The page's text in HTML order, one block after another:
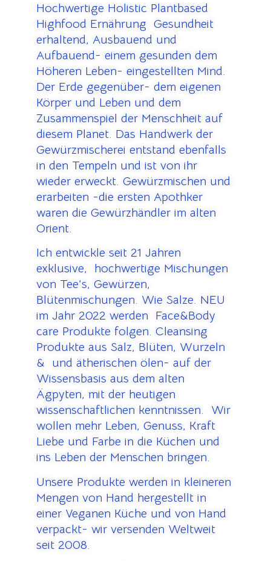
Hochwertige Holistic Plantbased
Highfood Ernährung Gesundheit
erhaltend, Ausbauend und
Aufbauend- einem gesunden dem
Höheren Leben- eingestellten Mind.
Der Erde gegenüber- dem eigenen
Körper und Leben und dem
Zusammenspiel der Menschheit auf
diesem Planet. Das Handwerk der
Gewürzmischerei entstand ebenfalls
in den Tempeln und ist von ihr
wieder erweckt. Gewürzmischen und
erarbeiten -die ersten Apothker
waren die Gewürzhändler im alten
Orient.
Ich entwickle seit 21 Jahren
exklusive, hochwertige Mischungen
von Tee’s, Gewürzen,
Blütenmischungen. Wie Salze. NEU
im Jahr 2022 werden Face&Body
care Produkte folgen. Cleansing
Produkte aus Salz, Blüten, Wurzeln
& und ätherischen ölen- auf der
Wissensbasis aus dem alten
Ägpyten, mit der heutigen
wissenschaftlichen kenntnissen. Wir
wollen mehr Leben, Genuss, Kraft
Liebe und Farbe in die Küchen und
ins Leben der Menschen bringen.
Unsere Produkte werden in kleineren
Mengen von Hand hergestellt in
einer Veganen Küche und von Hand
verpackt- wir versenden Weltweit
seit 2008.